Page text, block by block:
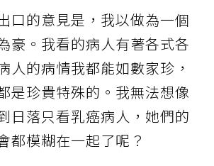
口的意見是，我以做為一個
豪。我看的病人有著各式各
人的病情我都能如數家珍，
是珍貴特殊的。我無法想像
日落只看乳癌病人，她們的
都模糊在一起了呢？